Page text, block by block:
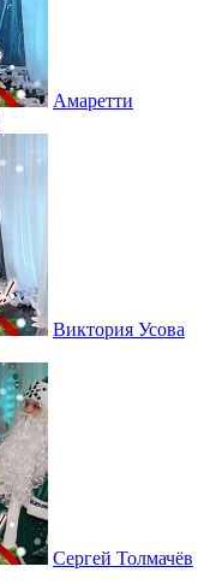
Амаретти
Виктория Усова
Сергей Толмачёв